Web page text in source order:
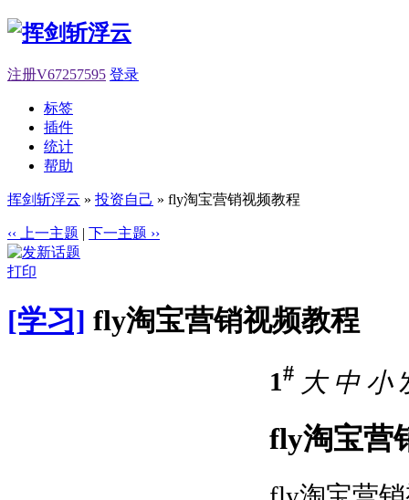
注册V67257595 登录
标签
插件
统计
帮助
挥剑斩浮云 » 投资自己 » fly淘宝营销视频教程
‹‹ 上一主题 | 下一主题 ››
打印
[学习] fly淘宝营销视频教程
1# 大 中 小
fly淘宝营